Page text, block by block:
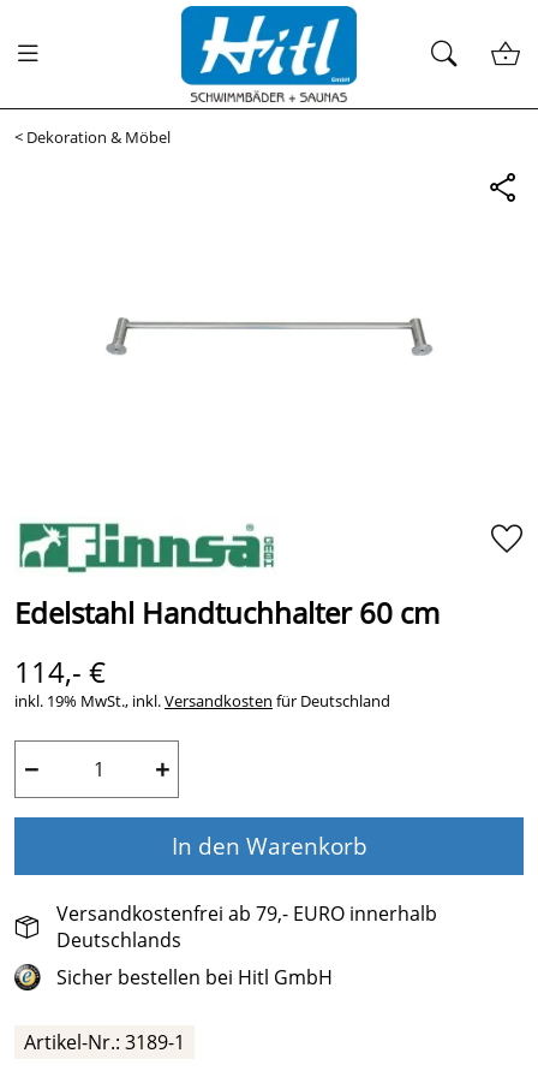
< Dekoration & Möbel
Edelstahl Handtuchhalter 60 cm
114,- €
inkl. 19% MwSt., inkl.Versandkosten für Deutschland
− +
In den Warenkorb
Versandkostenfrei ab 79,- EURO innerhalb
Deutschlands
Sicher bestellen bei Hitl GmbH
Artikel-Nr.: 3189-1